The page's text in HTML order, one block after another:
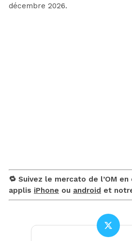
décembre 2026.
🔁 Suivez le mercato de l’OM
applis iPhone ou android et